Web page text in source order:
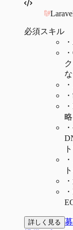
必須スキル
・
・
・
・
・
・
・
・
・
詳しく見る